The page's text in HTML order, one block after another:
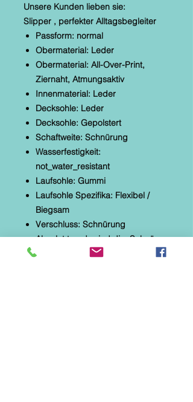
Unsere Kunden lieben sie:
Slipper , perfekter Alltagsbegleiter
Passform: normal
Obermaterial: Leder
Obermaterial: All-Over-Print,
Ziernaht, Atmungsaktiv
Innenmaterial: Leder
Decksohle: Leder
Decksohle: Gepolstert
Schaftweite: Schnürung
Wasserfestigkeit:
not_water_resistant
Laufsohle: Gummi
Laufsohle Spezifika: Flexibel /
Biegsam
Verschluss: Schnürung
Absolut trendy sind die Schnürer
von Krisbut in Khaki/Grün. Mit